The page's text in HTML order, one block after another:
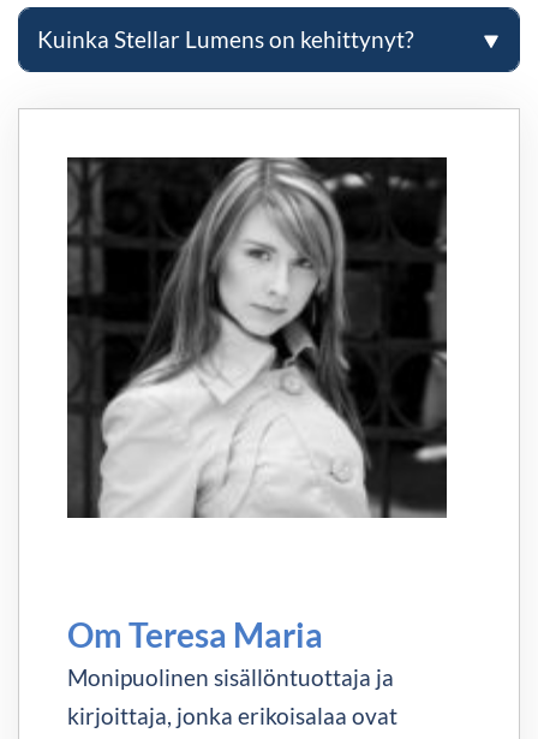
Kuinka Stellar Lumens on kehittynyt?
Om Teresa Maria
Monipuolinen sisällöntuottaja ja
kirjoittaja, jonka erikoisalaa ovat